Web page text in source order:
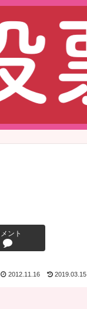
ント
2012.11.16 2019.03.15